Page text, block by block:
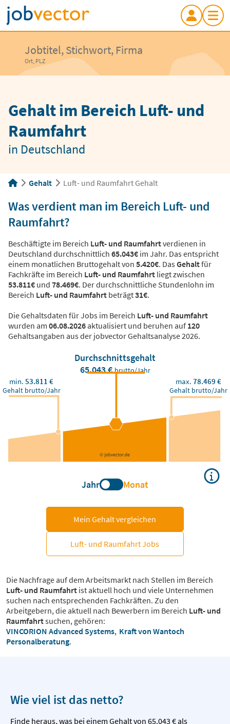
Jobtitel, Stichwort, Firma
Ort, PLZ
Gehalt im Bereich Luft- und
Raumfahrt
in Deutschland
Gehalt Luft- und Raumfahrt Gehalt
Was verdient man im Bereich Luft- und
Raumfahrt?
Beschäftigte im Bereich Luft- und Raumfahrtverdienen in
Deutschland durchschnittlich 65.043€ im Jahr. Das entspricht
einem monatlichen Bruttogehalt von 5.420€. DasGehaltfür
Fachkräfte im Bereich Luft- und Raumfahrt liegt zwischen
53.811€ und 78.469€. Der durchschnittliche Stundenlohn im
Bereich Luft- und Raumfahrt beträgt31€.
Die Gehaltsdaten für Jobs im Bereich Luft- und Raumfahrt
wurden am 06.08.2026aktualisiert und beruhen auf 120
Gehaltsangaben aus der jobvector Gehaltsanalyse 2026.
Durchschnittsgehalt
65.043 €brutto/Jahr
min.53.811 €
Gehalt brutto/Jahr
max.78.469 €
Gehalt brutto/Jahr
Jahr Monat
Mein Gehalt vergleichen
Luft- und Raumfahrt Jobs
Die Nachfrage auf dem Arbeitsmarkt nach Stellen im Bereich
Luft- und Raumfahrt ist aktuell hoch und viele Unternehmen
suchen nach entsprechenden Fachkräften. Zu den
Arbeitgebern, die aktuell nach Bewerbern im Bereich Luft- und
Raumfahrtsuchen, gehören:
VINCORION Advanced Systems, Kraft von Wantoch
Personalberatung.
Wie viel ist das netto?
Finde heraus, was bei einem Gehalt von 65.043 € als